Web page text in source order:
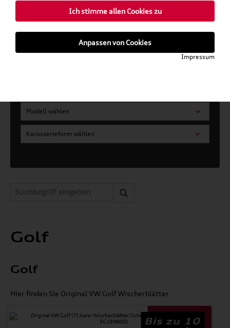
Volkswagen Produkte
VW Original Teile »
Mein Kundenkonto
Modell wählen
Karosserieform wählen
Golf
Golf
Hier finden Sie Original VW Golf Wischerblätter
Bis zu 10
Ich stimme allen Cookies zu
Anpassen von Cookies
Impressum